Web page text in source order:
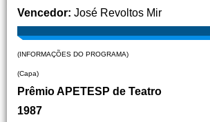
Vencedor: José Revoltos Mir
(INFORMAÇÕES DO PROGRAMA)
(Capa)
Prêmio APETESP de Teatro
1987